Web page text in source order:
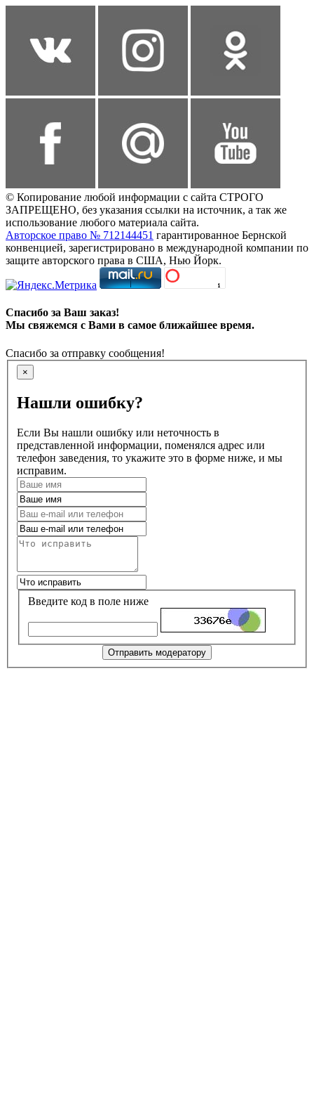
© Копирование любой информации с сайта СТРОГО
ЗАПРЕЩЕНО, без указания ссылки на источник, а так же
использование любого материала сайта.
Авторское право № 712144451 гарантированное Бернской
конвенцией, зарегистрировано в международной компании по
защите авторского права в США, Нью Йорк.
Спасибо за Ваш заказ!
Мы свяжемся с Вами в самое ближайшее время.
Спасибо за отправку сообщения!
×
Нашли ошибку?
Если Вы нашли ошибку или неточность в
представленной информации, поменялся адрес или
телефон заведения, то укажите это в форме ниже, и мы
исправим.
Введите код в поле ниже
Отправить модератору